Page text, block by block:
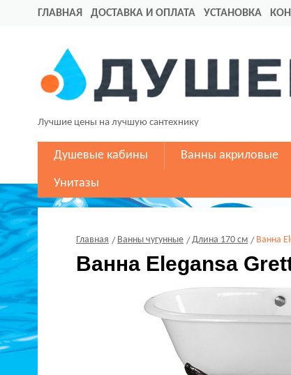
ГЛАВНАЯ ДОСТАВКА И ОПЛАТА УСТАНОВКА
Лучшие цены на лучшую сантехнику
Душевые кабины Ванны акриловые
Унитазы
Главная Ванны чугунные Длина 170 см Ванна
Ванна Elegansa